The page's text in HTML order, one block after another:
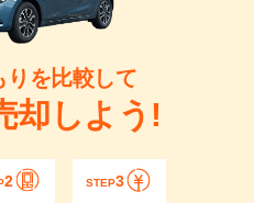
りを比較して
却しよう!
2 STEP3